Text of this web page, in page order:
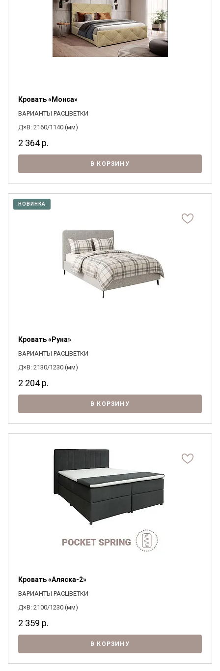
Кровать «Монса»
ВАРИАНТЫ РАСЦВЕТКИ
Д×В: 2160/1140 (мм)
2 364р.
В КОРЗИНУ
НОВИНКА
Кровать «Руна»
ВАРИАНТЫ РАСЦВЕТКИ
Д×В: 2130/1230 (мм)
2 204р.
В КОРЗИНУ
Кровать «Аляска-2»
ВАРИАНТЫ РАСЦВЕТКИ
Д×В: 2100/1230 (мм)
2 359 р.
В КОРЗИНУ